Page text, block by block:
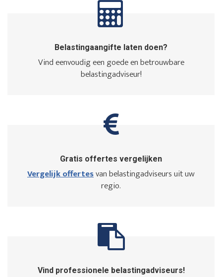
Belastingaangifte laten doen?
Vind eenvoudig een goede en betrouwbare
belastingadviseur!
Gratis offertes vergelijken
Vergelijk offertesvan belastingadviseurs uit uw
regio.
Vind professionele belastingadviseurs!